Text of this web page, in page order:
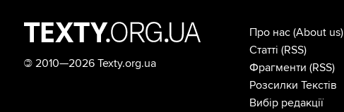
© 2010—2026 Texty.org.ua
Про нас (About us)
Статті (RSS)
Фрагменти (RSS)
Розсилки Текстів
Вибір редакції